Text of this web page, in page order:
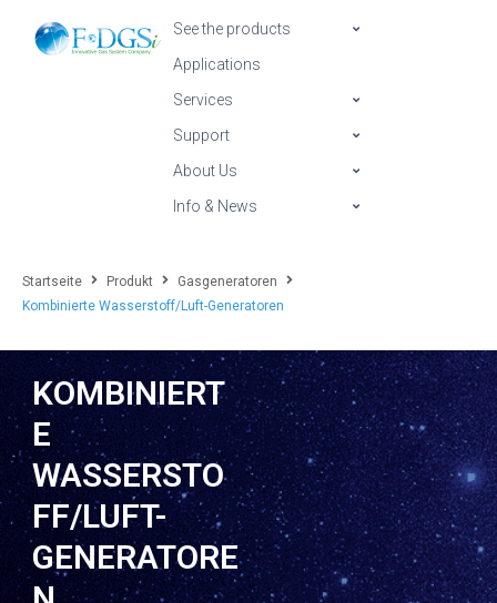
See the products
Applications
Services
Support
About Us
Info & News
Startseite Produkt
Gasgeneratoren
Kombinierte Wasserstoff/Luft-Generatoren
KOMBINIERT
E
WASSERSTO
FF/LUFT-
GENERATORE